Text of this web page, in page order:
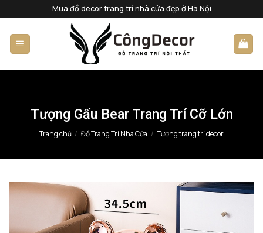
qua
nội
dung
Mua đồ decor trang trí nhà cửa đẹp ở Hà Nội
Tượng Gấu Bear Trang Trí Cỡ Lớn
Trang chủ / Đồ Trang Trí Nhà Cửa / Tượng trang trí decor